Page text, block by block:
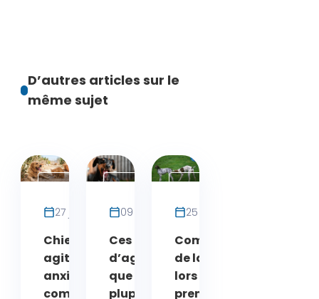
D’autres articles sur le
même sujet
chez le Chat
27 juillet 2026
Chien ou chat
agité, agressif ou
anxieux en été :
comprendre et
09 mai 2025
Ces 4 formes
d’agressivité
que la
plupart des
25 avril 2025
Comportement
de la chienne
lors de ses
premières